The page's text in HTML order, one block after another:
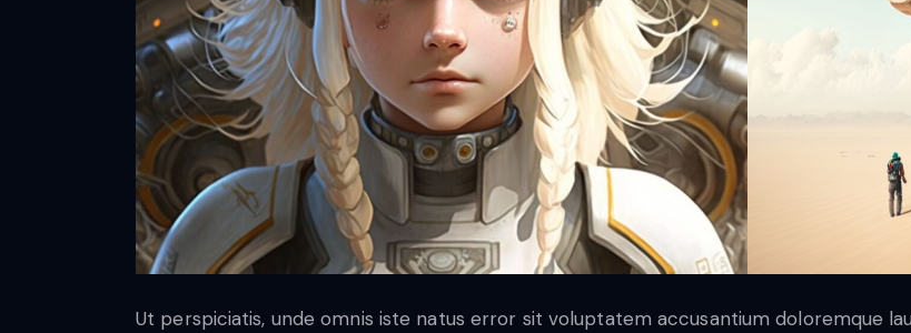
Ut perspiciatis, unde omnis iste natus error sit voluptatem accusantium doloremque